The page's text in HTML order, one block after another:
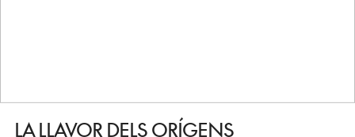
LA LLAVOR DELS ORÍGENS